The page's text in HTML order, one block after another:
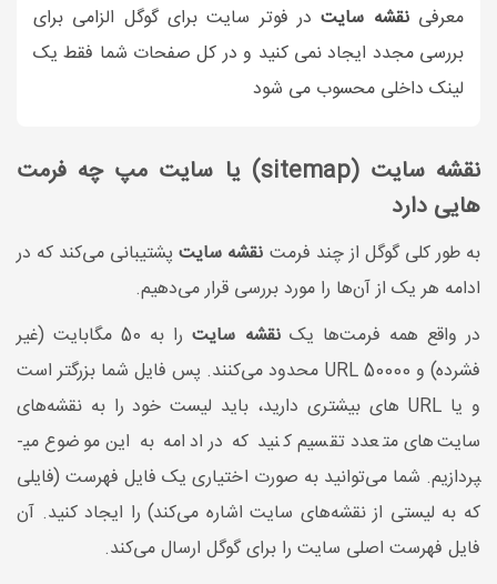
معرفینقشه سایتدر فوتر سایت برای گوگل الزامی برای
بررسی مجدد ایجاد نمی کنید و در کل صفحات شما فقط یک
لینک داخلی محسوب می شود
نقشه سایت (sitemap) یا سایت مپ چه فرمت
هایی دارد
به طور کلی گوگل از چند فرمت نقشه سایتپشتیبانی می‌کند که در
ادامه هر یک از آن‌ها را مورد بررسی قرار می‌دهیم.
در واقع همه فرمت‌ها یکنقشه سایت
را به 50 مگابایت (غیر
فشرده) و 50000 URL محدود می‌کنند. پس فایل شما بزرگتر است
و یا URL‌ های بیشتری دارید، باید لیست خود را به نقشه‌های
سایت‌های متعدد تقسیم کنید که در ادامه به این موضوع می­
پردازیم. شما می‌توانید به صورت اختیاری یک فایل فهرست (فایلی
که به لیستی از نقشه‌های سایت اشاره می‌کند) را ایجاد کنید. آن
فایل فهرست اصلی سایت را برای گوگل ارسال می‌کند.